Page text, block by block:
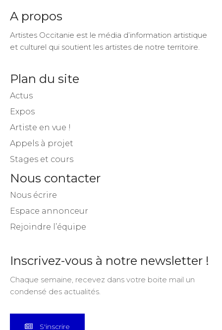
A propos
Artistes Occitanie est le média d’information artistique
et culturel qui soutient les artistes de notre territoire.
Plan du site
Actus
Expos
Artiste en vue !
Appels à projet
Stages et cours
Nous contacter
Nous écrire
Espace annonceur
Rejoindre l’équipe
Inscrivez-vous à notre newsletter !
Chaque semaine, recevez dans votre boite mail un
condensé des actualités.
S'inscrire